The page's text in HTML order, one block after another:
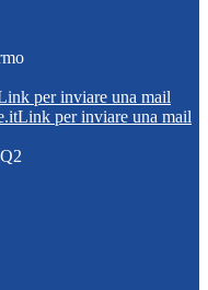
per inviare una mail
Link per inviare una mail